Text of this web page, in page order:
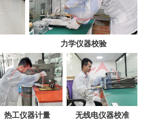
力学仪器校验
热工仪器计量 无线电仪器校准